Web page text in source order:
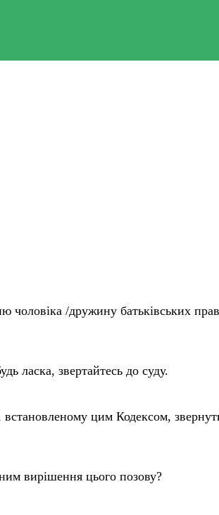
/дружину батьківських
ласка, звертайтесь до суду.
цим Кодексом,
вирішення цього позову?